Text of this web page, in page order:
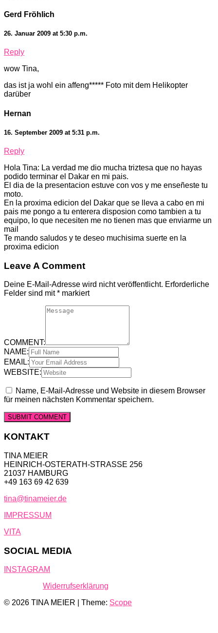
Gerd Fröhlich
26. Januar 2009 at 5:30 p.m.
Reply
wow Tina,
das ist ja wohl ein affeng***** Foto mit dem Helikopter
darüber
Hernan
16. September 2009 at 5:31 p.m.
Reply
Hola Tina: La verdad me dio mucha triztesa que no hayas
podido terminar el Dakar en mi pais.
El dia de la presentacion estuve con vos y me enseñeste tu
moto.
En la proxima edicion del Dakar que se lleva a cabo en mi
pais me pongo a tu enterera disposion como tambien a tu
equipo, lo que necesiten me no tienen mas que enviarme un
mail
Te mando saludos y te deseo muchisima suerte en la
proxima edicion
Leave A Comment
Deine E-Mail-Adresse wird nicht veröffentlicht. Erforderliche
Felder sind mit* markiert
COMMENT:
NAME:
EMAIL:
WEBSITE:
Name, E-Mail-Adresse und Website in diesem Browser
für meinen nächsten Kommentar speichern.
KONTAKT
TINA MEIER
HEINRICH-OSTERATH-STRASSE 256
21037 HAMBURG
+49 163 69 42 639
tina@tinameier.de
IMPRESSUM
VITA
SOCIAL MEDIA
INSTAGRAM
Widerrufserklärung
© 2026 TINA MEIER | Theme: Scope